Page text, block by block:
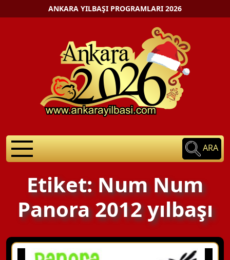
ANKARA YILBAŞI PROGRAMLARI 2026
ARA
Etiket: Num Num
Panora 2012 yılbaşı